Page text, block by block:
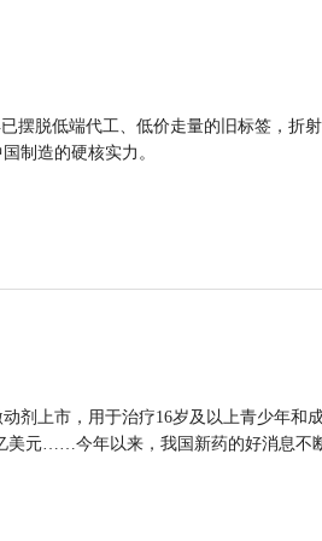
摆脱低端代工、低价走量的旧标签，折
制造的硬核实力。
剂上市，用于治疗16岁及以上青少年和
美元……今年以来，我国新药的好消息不